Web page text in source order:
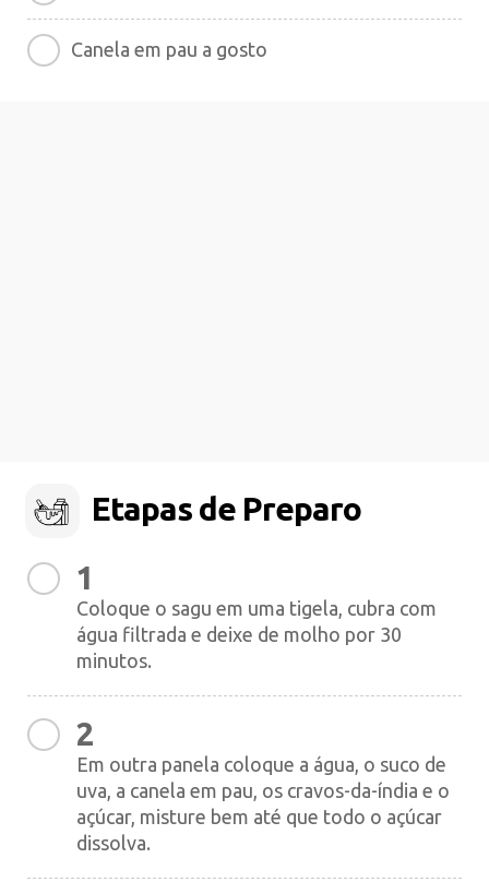
Canela em pau a gosto
Etapas de Preparo
1
Coloque o sagu em uma tigela, cubra com
água filtrada e deixe de molho por 30
minutos.
2
Em outra panela coloque a água, o suco de
uva, a canela em pau, os cravos-da-índia e o
açúcar, misture bem até que todo o açúcar
dissolva.